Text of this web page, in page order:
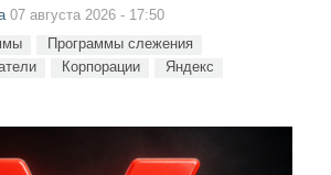
07 августа 2026 - 17:50
Программы слежения
Корпорации Яндекс